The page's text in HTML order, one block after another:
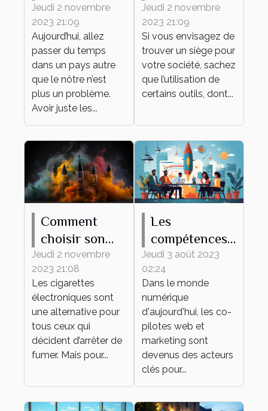
savoir ?
Jeudi 2 novembre
2023 21:09
Aujourd’hui, allez
passer du temps
dans un pays autre
que le nôtre n’est
plus un problème.
Avoir juste les...
tampon d'une
société ?
Jeudi 2 novembre
2023 21:09
Si vous envisagez de
trouver un siège pour
votre société, sachez
que l’utilisation de
certains outils, dont...
Comment
choisir son
premier e-
liquide ?
Jeudi 2 novembre
2023 21:08
Les cigarettes
électroniques sont
une alternative pour
tous ceux qui
décident d’arrêter de
fumer. Mais pour...
Les
compétences
clés d'un bon
co-pilote web
et marketing
Jeudi 3 août 2023
02:24
Dans le monde
numérique
d'aujourd'hui, les co-
pilotes web et
marketing sont
devenus des acteurs
clés pour...